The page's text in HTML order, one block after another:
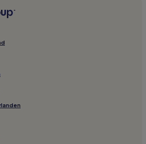
Hotels
The Embarcadero & Harrison St
Park